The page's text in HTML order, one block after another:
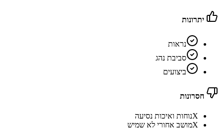
יתרונות
נראות
סביבת נהג
ביצועים
חסרונות
Xנוחות ואיכות נסיעה
Xמושב אחורי לא שמיש